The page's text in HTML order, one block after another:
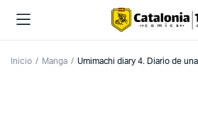
Inicio Manga Umimachi diary 4. Diario de